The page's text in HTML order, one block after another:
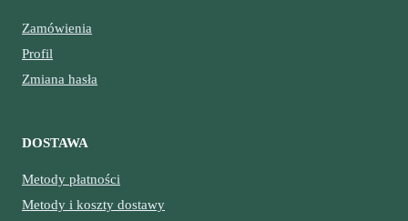
Zamówienia
Profil
Zmiana hasła
DOSTAWA
Metody płatności
Metody i koszty dostawy